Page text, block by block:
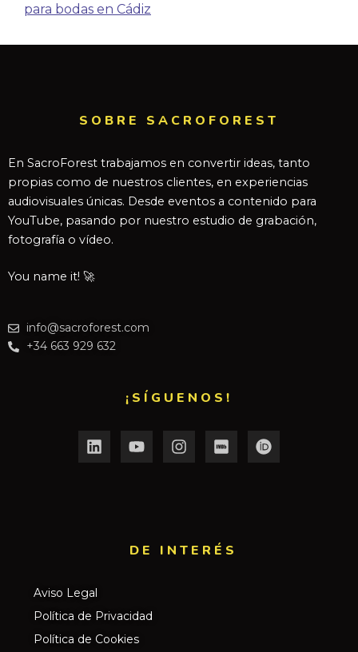
para bodas en Cádiz
SOBRE SACROFOREST
En SacroForest trabajamos en convertir ideas, tanto
propias como de nuestros clientes, en experiencias
audiovisuales únicas. Desde eventos a contenido para
YouTube, pasando por nuestro estudio de grabación,
fotografía o vídeo.
You name it! 🚀
info@sacroforest.com
+34 663 929 632
¡SÍGUENOS!
DE INTERÉS​
Aviso Legal
Política de Privacidad
Política de Cookies